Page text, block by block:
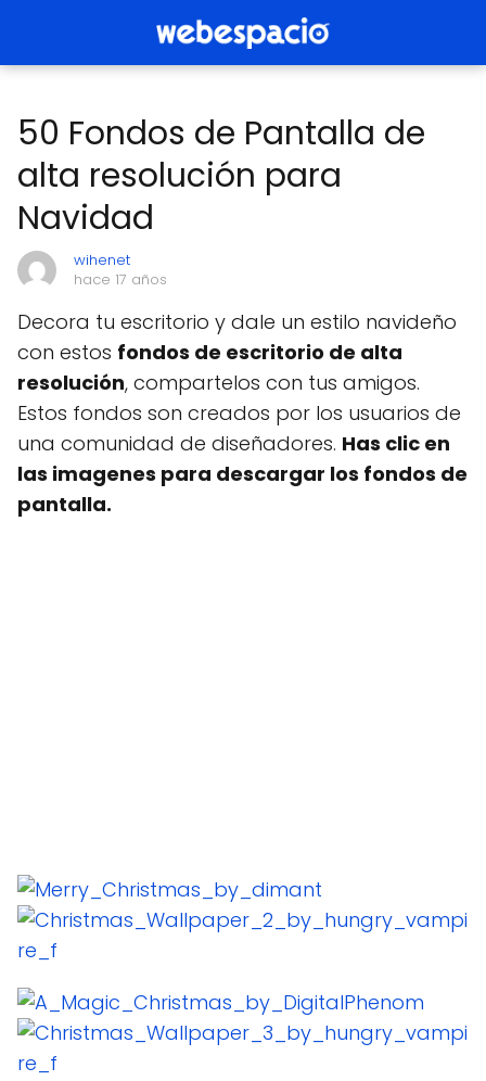
50 Fondos de Pantalla de
alta resolución para
Navidad
wihenet
hace 17 años
Decora tu escritorio y dale un estilo navideño
con estos fondos de escritorio de alta
resolución, compartelos con tus amigos.
Estos fondos son creados por los usuarios de
una comunidad de diseñadores. Has clic en
las imagenes para descargar los fondos de
pantalla.